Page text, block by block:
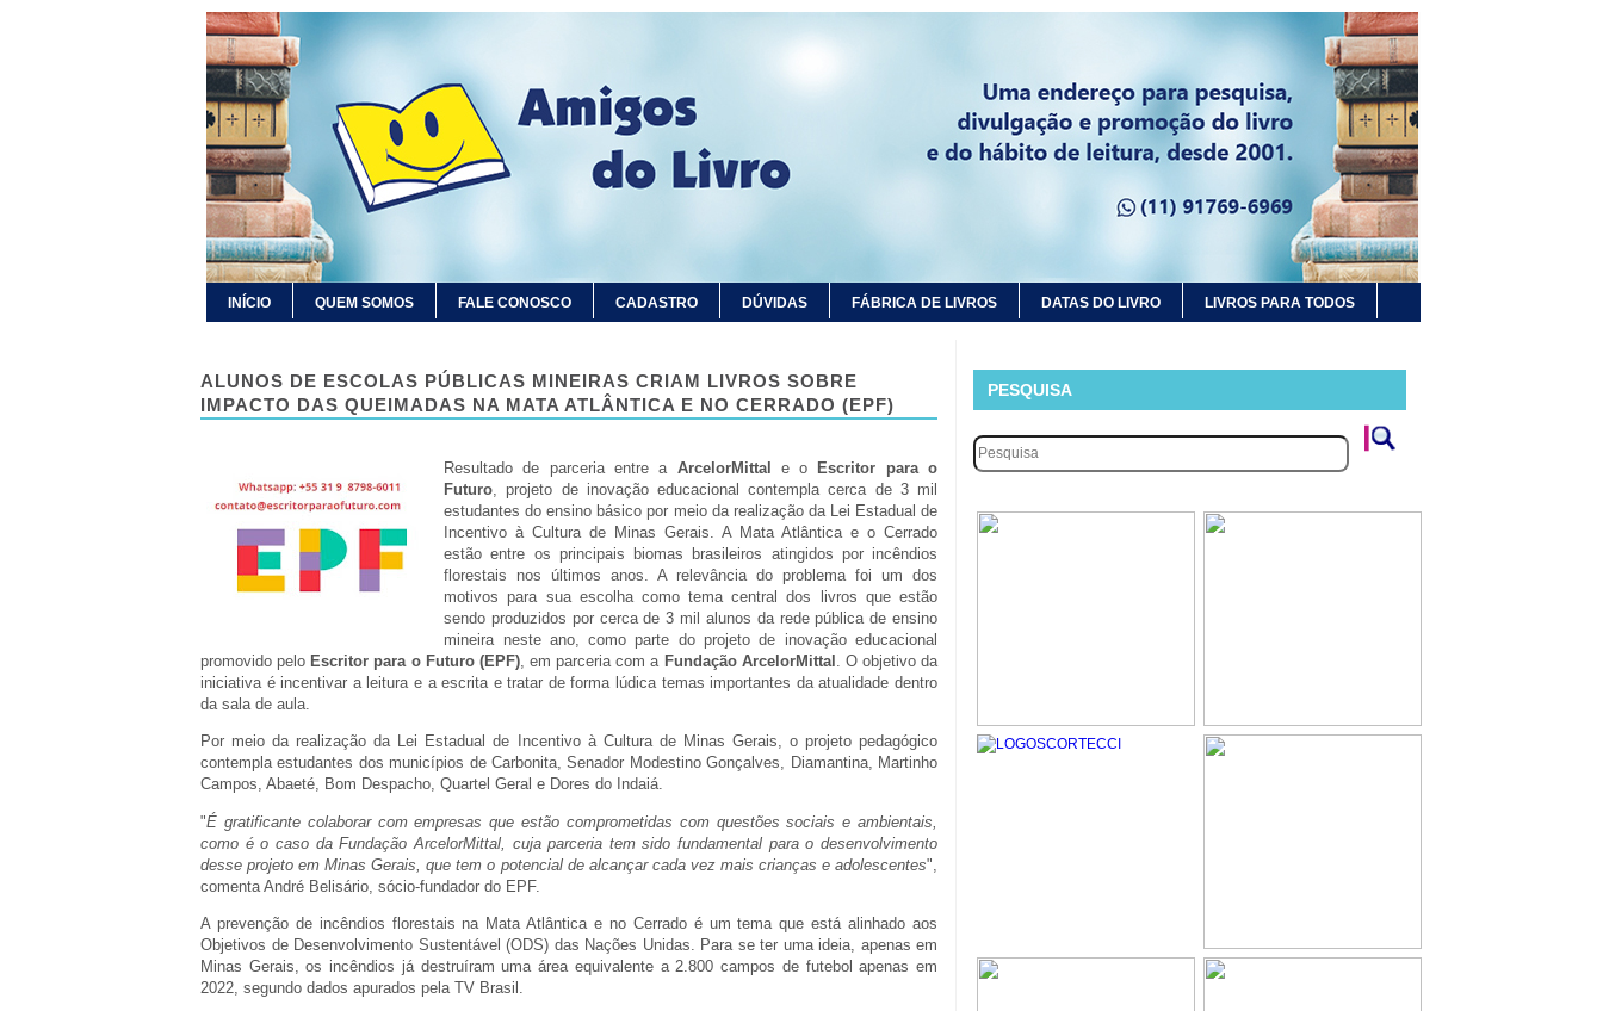
INÍCIO QUEM SOMOS FALE CONOSCO CADASTRO DÚVIDAS FÁBRICA DE LIVROS DATAS DO LIVRO LIVROS PARA TODOS
ALUNOS DE ESCOLAS PÚBLICAS MINEIRAS CRIAM LIVROS SOBRE
IMPACTO DAS QUEIMADAS NA MATA ATLÂNTICA E NO CERRADO (EPF)
Resultado de parceria entre a ArcelorMittal e o
Escritor para o
Futuro, projeto de inovação educacional contempla cerca de 3 mil
estudantes do ensino básico por meio da realização da Lei Estadual de
Incentivo à Cultura de Minas Gerais. A Mata Atlântica e o Cerrado
estão entre os principais biomas brasileiros atingidos por incêndios
florestais nos últimos anos. A relevância do problema foi um dos
motivos para sua escolha como tema central dos livros que estão
sendo produzidos por cerca de 3 mil alunos da rede pública de ensino
mineira neste ano, como parte do projeto de inovação educacional
promovido pelo Escritor para o Futuro (EPF), em parceria com a Fundação ArcelorMittal . O objetivo da
iniciativa é incentivar a leitura e a escrita e tratar de forma lúdica temas importantes da atualidade dentro
da sala de aula.
Por meio da realização da Lei Estadual de Incentivo à Cultura de Minas Gerais, o projeto pedagógico
contempla estudantes dos municípios de Carbonita, Senador Modestino Gonçalves, Diamantina, Martinho
Campos, Abaeté, Bom Despacho, Quartel Geral e Dores do Indaiá.
"É gratificante colaborar com empresas que estão comprometidas com questões sociais e ambientais,
como é o caso da Fundação ArcelorMittal, cuja parceria tem sido fundamental para o desenvolvimento
desse projeto em Minas Gerais, que tem o potencial de alcançar cada vez mais crianças e adolescentes",
comenta André Belisário, sócio-fundador do EPF.
A prevenção de incêndios florestais na Mata Atlântica e no Cerrado é um tema que está alinhado aos
Objetivos de Desenvolvimento Sustentável (ODS) das Nações Unidas. Para se ter uma ideia, apenas em
Minas Gerais, os incêndios já destruíram uma área equivalente a 2.800 campos de futebol apenas em
2022, segundo dados apurados pela TV Brasil.
PESQUISA